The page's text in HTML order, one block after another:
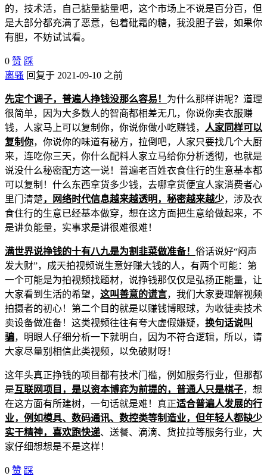
的，技术活，自己掂量掂量吧，这个市场上不说是百分百，但
是大部分都充满了恶意，包着砒霜的糖，我没胆子尝，如果你
有胆，不妨试试看。
0 赞 踩
离骚 回复于 2021-09-10 之前
先定个调子，普遍人挣钱没那么容易！ 为什么那样讲呢？道理
很简单，因为大多数人的智商都相差无几，你说你卖衣服赚
钱，人家马上可以复制你，你说你做小吃赚钱， 人家同样可以
复制你，你说你的味道有秘方，拉倒吧，人家只要找几个大厨
来，连吃你三天，你什么配料人家立马给你分析透彻，也就是
说没什么秘密配方这一说！普遍老百姓衣食住行的生意基本都
可以复制！什么东西拿货多少钱，去哪拿货便宜人家消费者心
里门清楚，网络时代信息越来越透明，秘密越来越少，涉及衣
食住行的生意已经基本做穿，想在这方面把生意给做起来，不
是讲负能量，实事求是讲很难很难！
满世界说挣钱的十有八九是为割韭菜做准备！ 俗话说好“闷声
发大财”，成天拍视频说生意好赚大钱的人，有两个可能：第
一个可能是为拍视频找题材，说挣钱那仅仅是弘扬正能量，让
大家看到生活的希望， 这叫善意的谎言，我们大家要理解视频
拍摄者的初心！第二个目的就是以赚钱博眼球，为收徒卖技术
卖设备做准备！这类视频往往有夸大虚假嫌疑， 换句话说叫
骗，明眼人仔细分析一下就明白，因为不符合逻辑，所以，请
大家尽量别相信此类视频，以免破财呀！
这年头真正挣钱的项目都有技术门槛，例如服务行业，但那都
是互联网项目，是以资本博弈为前提的，普通人只是棋子，想
在这方面有所建树，一句话就是难！真正适合普遍人发展的行
业，例如模具、数码通讯、数控类等制造业，但年轻人都缺少
实干精神，喜欢跑快递、送餐、滴滴、货拉拉等服务行业，大
家仔细想想是不是这样！
0 赞 踩